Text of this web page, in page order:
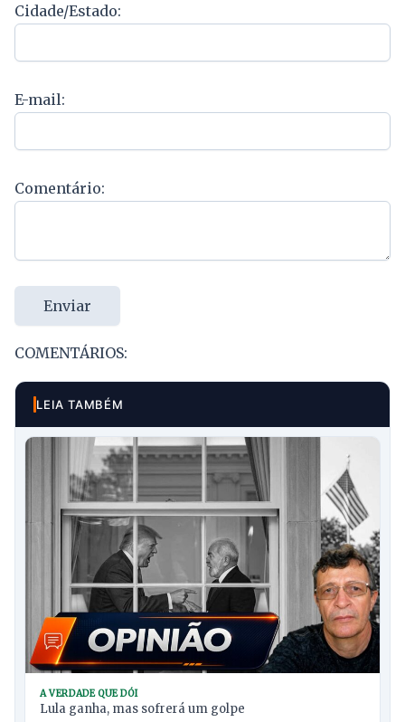
Cidade/Estado:
E-mail:
Comentário:
Enviar
COMENTÁRIOS:
LEIA TAMBÉM
A VERDADE QUE DÓI
Lula ganha, mas sofrerá um golpe